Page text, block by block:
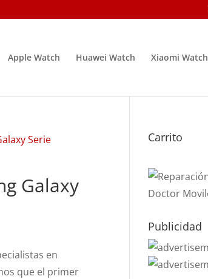
Apple Watch Huawei Watch Xiaomi Watch
Serie
Galaxy
en
que el primer
Carrito
Publicidad